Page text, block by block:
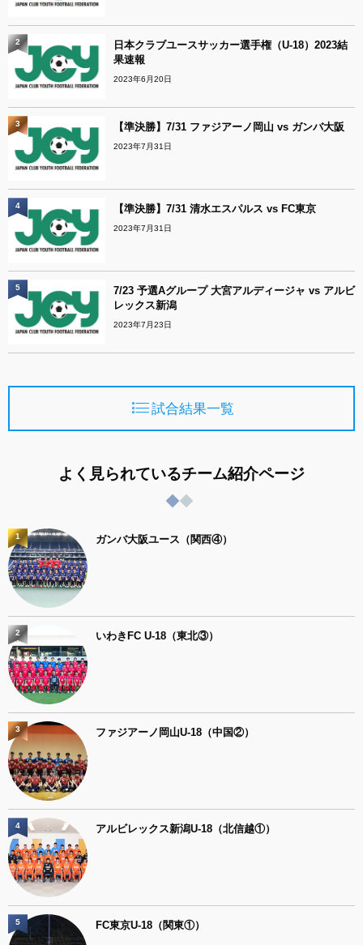
日本クラブユースサッカー選手権（U-18）2023結
果速報
2023年6月20日
2
【準決勝】7/31 ファジアーノ岡山 vs ガンバ大阪
2023年7月31日
3
【準決勝】7/31 清水エスパルス vs FC東京
2023年7月31日
4
7/23 予選Aグループ 大宮アルディージャ vs アルビ
レックス新潟
2023年7月23日
5
試合結果一覧
よく見られているチーム紹介ページ
ガンバ大阪ユース（関西④）
1
いわきFC U-18（東北③）
2
ファジアーノ岡山U-18（中国②）
3
アルビレックス新潟U-18（北信越①）
4
FC東京U-18（関東①）
5